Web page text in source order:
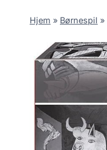
Hjem » Børnespil »